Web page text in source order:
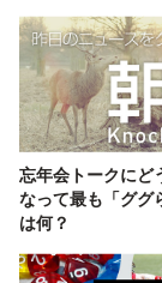
忘年会トークにど
なって最も「ググ
は何？